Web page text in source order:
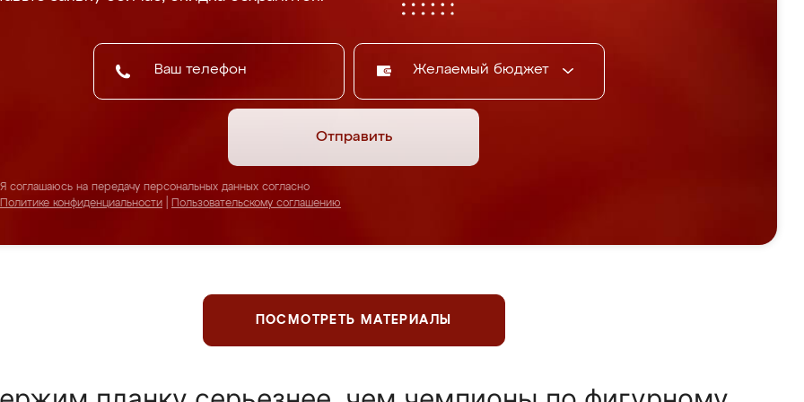
Желаемый бюджет
Отправить
Я соглашаюсь на передачу персональных данных согласно
Политике конфиденциальности
Пользовательскому соглашению
ПОСМОТРЕТЬ МАТЕРИАЛЫ